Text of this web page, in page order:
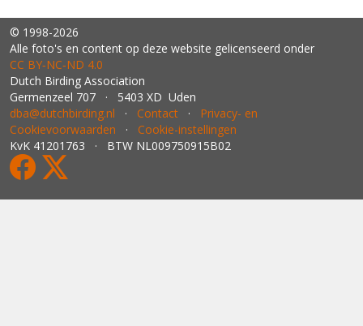
© 1998-2026
Alle foto's en content op deze website gelicenseerd onder
CC BY‑NC‑ND 4.0
Dutch Birding Association
Germenzeel 707 · 5403 XD Uden
dba@dutchbirding.nl · Contact · Privacy- en
Cookievoorwaarden · Cookie-instellingen
KvK 41201763 · BTW NL009750915B02